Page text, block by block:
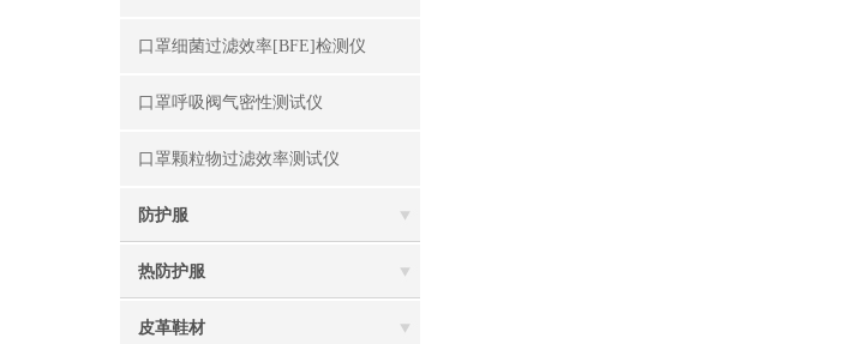
口罩细菌过滤效率[BFE]检测仪
口罩呼吸阀气密性测试仪
口罩颗粒物过滤效率测试仪
防护服
热防护服
皮革鞋材